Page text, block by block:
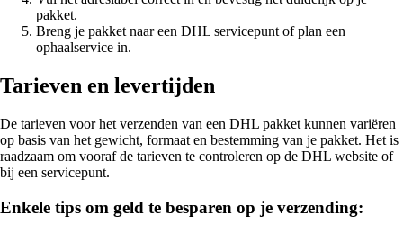
pakket.
Breng je pakket naar een DHL servicepunt of plan een
ophaalservice in.
Tarieven en levertijden
De tarieven voor het verzenden van een DHL pakket kunnen variëren
op basis van het gewicht, formaat en bestemming van je pakket. Het is
raadzaam om vooraf de tarieven te controleren op de DHL website of
bij een servicepunt.
Enkele tips om geld te besparen op je verzending: